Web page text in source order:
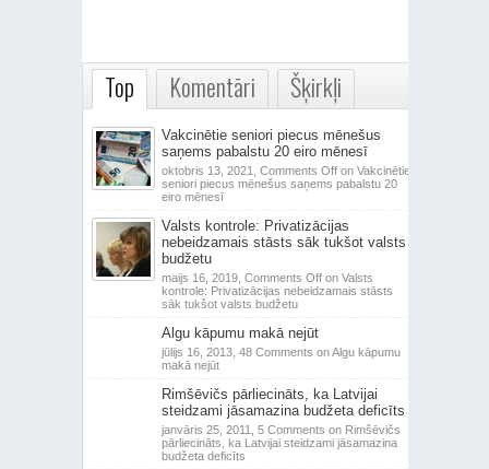
Top Komentāri Šķirkļi
Vakcinētie seniori piecus mēnešus
saņems pabalstu 20 eiro mēnesī
oktobris 13, 2021, Comments Offon Vakcinētie
seniori piecus mēnešus saņems pabalstu 20
eiro mēnesī
Valsts kontrole: Privatizācijas
nebeidzamais stāsts sāk tukšot valsts
budžetu
maijs 16, 2019, Comments Offon Valsts
kontrole: Privatizācijas nebeidzamais stāsts
sāk tukšot valsts budžetu
Algu kāpumu makā nejūt
jūlijs 16, 2013, 48 Comments on Algu kāpumu
makā nejūt
Rimšēvičs pārliecināts, ka Latvijai
steidzami jāsamazina budžeta deficīts
janvāris 25, 2011, 5 Comments on Rimšēvičs
pārliecināts, ka Latvijai steidzami jāsamazina
budžeta deficīts